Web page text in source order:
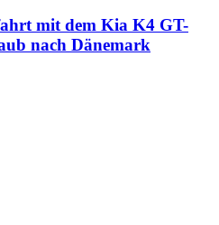
mit dem Kia K4 GT-
nach Dänemark